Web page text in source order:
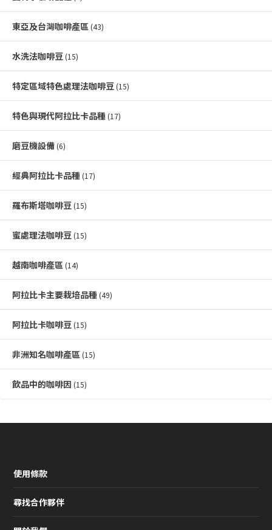
東亞及台灣咖啡產區 (43)
水洗法咖啡豆 (15)
特定區域特色處理法咖啡豆 (15)
特色與現代阿拉比卡品種 (17)
磨豆機設備 (6)
經典阿拉比卡品種 (17)
羅布斯塔咖啡豆 (15)
蜜處理法咖啡豆 (15)
越南咖啡產區 (14)
阿拉比卡主要栽培品種 (49)
阿拉比卡咖啡豆 (15)
非洲知名咖啡產區 (15)
飲品中的咖啡因 (15)
使用條款
尋找合作夥伴